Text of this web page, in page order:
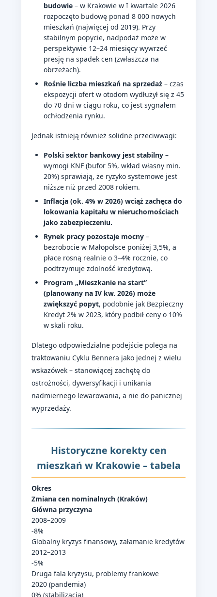
budowie – w Krakowie w I kwartale 2026
rozpoczęto budowę ponad 8 000 nowych
mieszkań (najwięcej od 2019). Przy
stabilnym popycie, nadpodaż może w
perspektywie 12–24 miesięcy wywrzeć
presję na spadek cen (zwłaszcza na
obrzeżach).
Rośnie liczba mieszkań na sprzedaż – czas
ekspozycji ofert w otodom wydłużył się z 45
do 70 dni w ciągu roku, co jest sygnałem
ochłodzenia rynku.
Jednak istnieją również solidne przeciwwagi:
Polski sektor bankowy jest stabilny –
wymogi KNF (bufor 5%, wkład własny min.
20%) sprawiają, że ryzyko systemowe jest
niższe niż przed 2008 rokiem.
Inflacja (ok. 4% w 2026) wciąż zachęca do
lokowania kapitału w nieruchomościach
jako zabezpieczeniu.
Rynek pracy pozostaje mocny –
bezrobocie w Małopolsce poniżej 3,5%, a
płace rosną realnie o 3–4% rocznie, co
podtrzymuje zdolność kredytową.
Program „Mieszkanie na start”
(planowany na IV kw. 2026) może
zwiększyć popyt, podobnie jak Bezpieczny
Kredyt 2% w 2023, który podbił ceny o 10%
w skali roku.
Dlatego odpowiedzialne podejście polega na
traktowaniu Cyklu Bennera jako jednej z wielu
wskazówek – stanowiącej zachętę do
ostrożności, dywersyfikacji i unikania
nadmiernego lewarowania, a nie do panicznej
wyprzedaży.
Historyczne korekty cen
mieszkań w Krakowie – tabela
Okres
Zmiana cen nominalnych (Kraków)
Główna przyczyna
2008–2009
-8%
Globalny kryzys finansowy, załamanie kredytów
2012–2013
-5%
Druga fala kryzysu, problemy frankowe
2020 (pandemia)
0% (stabilizacja)